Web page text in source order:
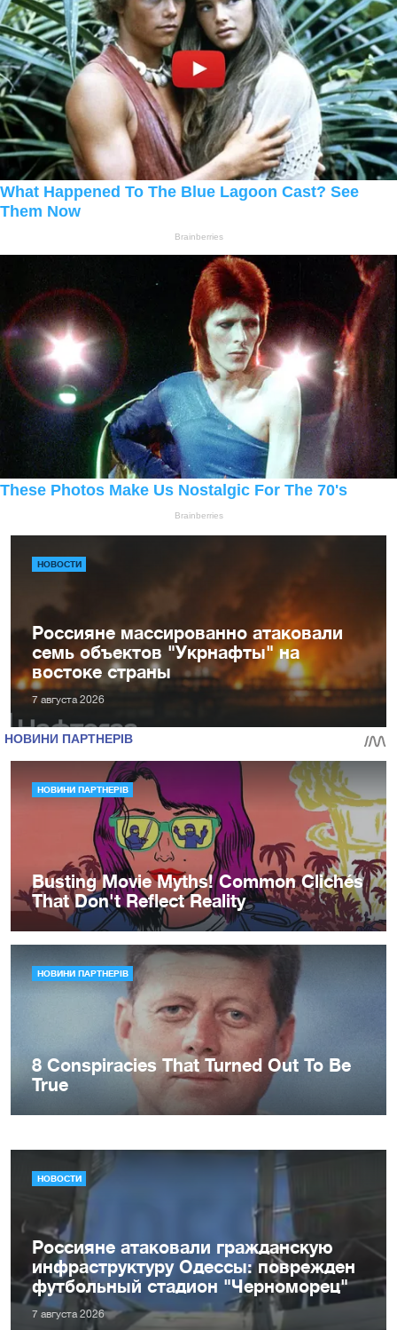
НОВОСТИ
Россияне массированно атаковали
семь объектов "Укрнафты" на
востоке страны
7 августа 2026
НОВОСТИ
Россияне атаковали гражданскую
инфраструктуру Одессы: поврежден
футбольный стадион "Черноморец"
7 августа 2026